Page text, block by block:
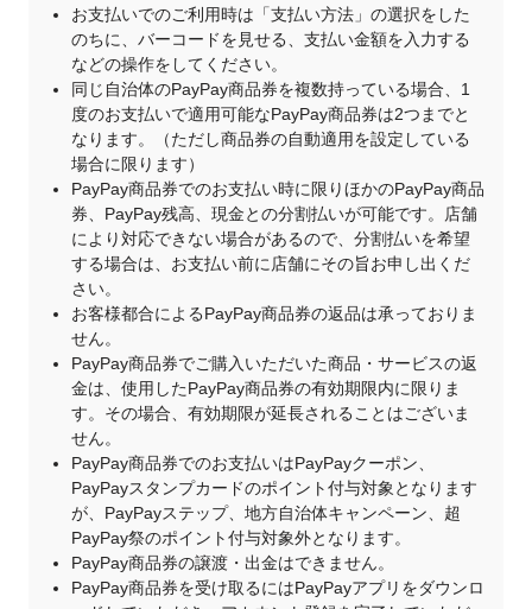
お支払いでのご利用時は「支払い方法」の選択をした
のちに、バーコードを見せる、支払い金額を入力する
などの操作をしてください。
同じ自治体のPayPay商品券を複数持っている場合、1
度のお支払いで適用可能なPayPay商品券は2つまでと
なります。（ただし商品券の自動適用を設定している
場合に限ります）
PayPay商品券でのお支払い時に限りほかのPayPay商品
券、PayPay残高、現金との分割払いが可能です。店舗
により対応できない場合があるので、分割払いを希望
する場合は、お支払い前に店舗にその旨お申し出くだ
さい。
お客様都合によるPayPay商品券の返品は承っておりま
せん。
PayPay商品券でご購入いただいた商品・サービスの返
金は、使用したPayPay商品券の有効期限内に限りま
す。その場合、有効期限が延長されることはございま
せん。
PayPay商品券でのお支払いはPayPayクーポン、
PayPayスタンプカードのポイント付与対象となります
が、PayPayステップ、地方自治体キャンペーン、超
PayPay祭のポイント付与対象外となります。
PayPay商品券の譲渡・出金はできません。
PayPay商品券を受け取るにはPayPayアプリをダウンロ